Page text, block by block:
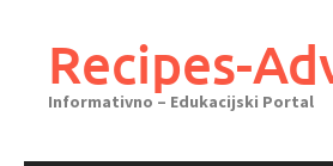
sadržajaRecipes-
Informativno – Edukacijski Portal